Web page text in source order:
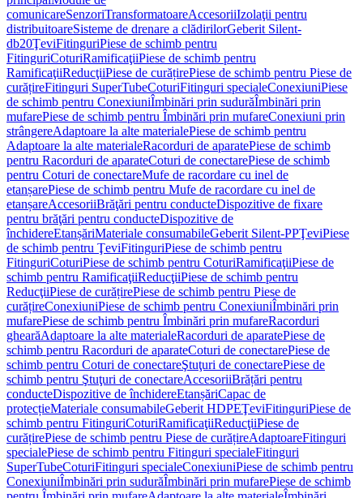
comunicareSenzoriTransformatoareAccesoriiIzolaţii pentru
distribuitoareSisteme de drenare a clădirilorGeberit Silent-
db20ŢeviFitinguriPiese de schimb pentru
FitinguriCoturiRamificaţiiPiese de schimb pentru
RamificaţiiReducţiiPiese de curățirePiese de schimb pentru Piese de
curățireFitinguri SuperTubeCoturiFitinguri specialeConexiuniPiese
de schimb pentru ConexiuniÎmbinări prin sudurăÎmbinări prin
mufarePiese de schimb pentru Îmbinări prin mufareConexiuni prin
strângereAdaptoare la alte materialePiese de schimb pentru
Adaptoare la alte materialeRacorduri de aparatePiese de schimb
pentru Racorduri de aparateCoturi de conectarePiese de schimb
pentru Coturi de conectareMufe de racordare cu inel de
etanșarePiese de schimb pentru Mufe de racordare cu inel de
etanșareAccesoriiBrăţări pentru conducteDispozitive de fixare
pentru brăţări pentru conducteDispozitive de
închidereEtanșăriMateriale consumabileGeberit Silent-PPŢeviPiese
de schimb pentru ŢeviFitinguriPiese de schimb pentru
FitinguriCoturiPiese de schimb pentru CoturiRamificaţiiPiese de
schimb pentru RamificaţiiReducţiiPiese de schimb pentru
ReducţiiPiese de curățirePiese de schimb pentru Piese de
curățireConexiuniPiese de schimb pentru ConexiuniÎmbinări prin
mufarePiese de schimb pentru Îmbinări prin mufareRacorduri
ghearăAdaptoare la alte materialeRacorduri de aparatePiese de
schimb pentru Racorduri de aparateCoturi de conectarePiese de
schimb pentru Coturi de conectareŞtuţuri de conectarePiese de
schimb pentru Ştuţuri de conectareAccesoriiBrățări pentru
conducteDispozitive de închidereEtanșăriCapac de
protecțieMateriale consumabileGeberit HDPEŢeviFitinguriPiese de
schimb pentru FitinguriCoturiRamificaţiiReducţiiPiese de
curățirePiese de schimb pentru Piese de curățireAdaptoareFitinguri
specialePiese de schimb pentru Fitinguri specialeFitinguri
SuperTubeCoturiFitinguri specialeConexiuniPiese de schimb pentru
ConexiuniÎmbinări prin sudurăÎmbinări prin mufarePiese de schimb